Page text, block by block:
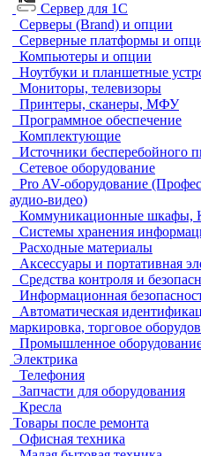
Сервер для 1С
Серверы (Brand) и опции
Серверные платформы и
Компьютеры и опции
Ноутбуки и планшетные
Мониторы, телевизоры
Принтеры, сканеры, МФУ
Программное обеспечение
Комплектующие
Источники бесперебойного
Сетевое оборудование
Pro AV-оборудование
аудио-видео)
Коммуникационные шкафы,
Системы хранения
Расходные материалы
Аксессуары и портативная
Средства контроля и
Информационная
Автоматическая
маркировка, торговое
Промышленное
Электрика
Телефония
Запчасти для оборудования
Кресла
Товары после ремонта
Офисная техника